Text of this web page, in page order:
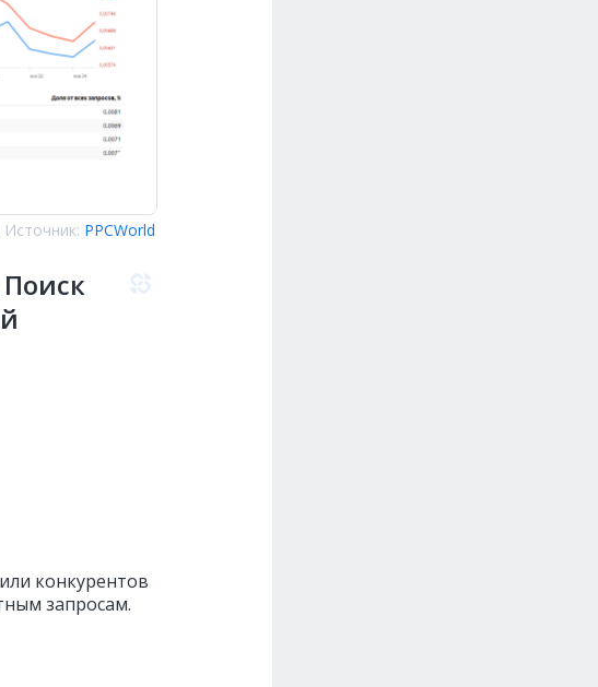
PPCWorld
конкурентов
запросам.